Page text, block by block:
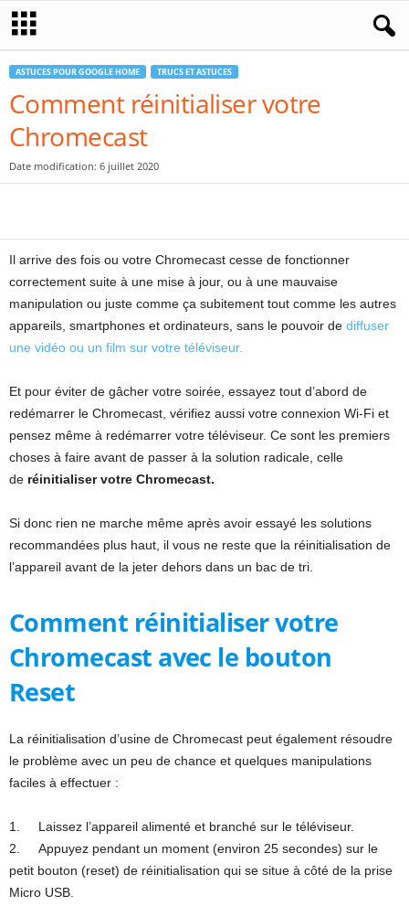
ASTUCES POUR GOOGLE HOME TRUCS ET ASTUCES
Comment réinitialiser votre
Chromecast
Date modification: 6 juillet 2020
Il arrive des fois ou votre Chromecast cesse de fonctionner
correctement suite à une mise à jour, ou à une mauvaise
manipulation ou juste comme ça subitement tout comme les autres
appareils, smartphones et ordinateurs, sans le pouvoir de diffuser
une vidéo ou un film sur votre téléviseur.
Et pour éviter de gâcher votre soirée, essayez tout d’abord de
redémarrer le Chromecast, vérifiez aussi votre connexion Wi-Fi et
pensez même à redémarrer votre téléviseur. Ce sont les premiers
choses à faire avant de passer à la solution radicale, celle
de réinitialiser votre Chromecast.
Si donc rien ne marche même après avoir essayé les solutions
recommandées plus haut, il vous ne reste que la réinitialisation de
l’appareil avant de la jeter dehors dans un bac de tri.
Comment réinitialiser votre
Chromecast avec le bouton
Reset
La réinitialisation d’usine de Chromecast peut également résoudre
le problème avec un peu de chance et quelques manipulations
faciles à effectuer :
1. Laissez l’appareil alimenté et branché sur le téléviseur.
2. Appuyez pendant un moment (environ 25 secondes) sur le
petit bouton (reset) de réinitialisation qui se situe à côté de la prise
Micro USB.